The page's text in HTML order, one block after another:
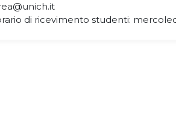
di ricevimento studenti: